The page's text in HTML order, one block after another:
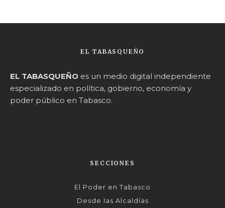
EL TABASQUEÑO
EL TABASQUEÑO es un medio digital independiente
especializado en política, gobierno, economía y
poder público en Tabasco.
SECCIONES
El Poder en Tabasco
Desde las Alcaldías